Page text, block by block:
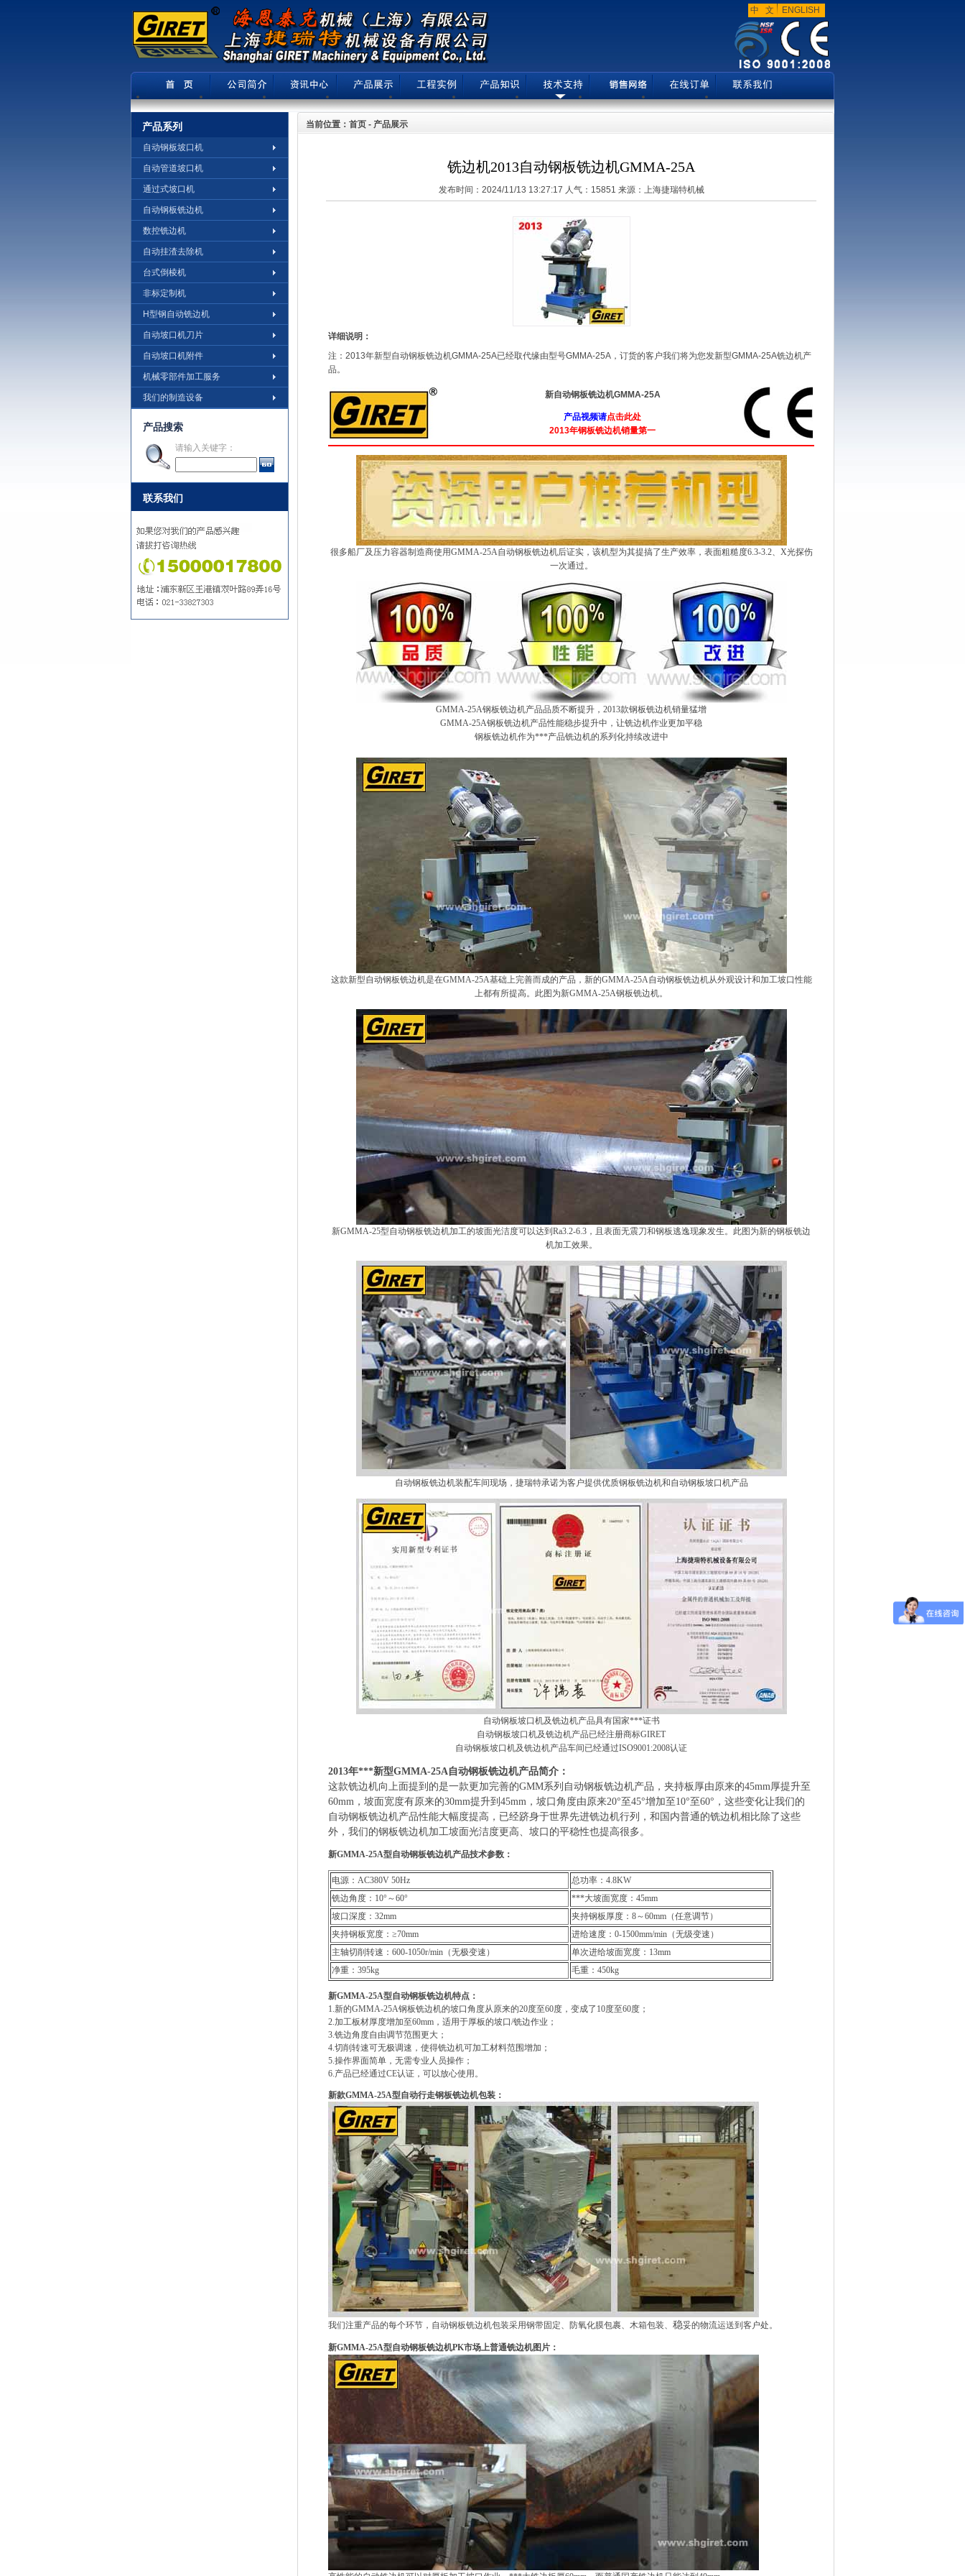
中 文 ENGLISH
产品系列
自动钢板坡口机
自动管道坡口机
通过式坡口机
自动钢板铣边机
数控铣边机
自动挂渣去除机
台式倒棱机
非标定制机
H型钢自动铣边机
自动坡口机刀片
自动坡口机附件
机械零部件加工服务
我们的制造设备
产品搜索
请输入关键字：
联系我们
当前位置：首页 - 产品展示
铣边机2013自动钢板铣边机GMMA-25A
发布时间：2024/11/13 13:27:17 人气：15851 来源： 上海捷瑞特机械
详细说明：
注：2013年新型自动钢板铣边机GMMA-25A已经取代缘由型号GMMA-25A，订货的客户我们将为您发新型GMMA-25A铣边机产
品。
新自动钢板铣边机GMMA-25A
产品视频请点击此处
2013年钢板铣边机销量第一
很多船厂及压力容器制造商使用GMMA-25A自动钢板铣边机后证实，该机型为其提搞了生产效率，表面粗糙度6.3-3.2、X光探伤
一次通过。
GMMA-25A钢板铣边机产品品质不断提升，2013款钢板铣边机销量猛增
GMMA-25A钢板铣边机产品性能稳步提升中，让铣边机作业更加平稳
钢板铣边机作为***产品铣边机的系列化持续改进中
这款新型自动钢板铣边机是在GMMA-25A基础上完善而成的产品，新的GMMA-25A自动钢板铣边机从外观设计和加工坡口性能
上都有所提高。此图为新GMMA-25A钢板铣边机。
新GMMA-25型自动钢板铣边机加工的坡面光洁度可以达到Ra3.2-6.3，且表面无震刀和钢板逃逸现象发生。此图为新的钢板铣边
机加工效果。
自动钢板铣边机装配车间现场，捷瑞特承诺为客户提供优质钢板铣边机和自动钢板坡口机产品
自动钢板坡口机及铣边机产品具有国家***证书
自动钢板坡口机及铣边机产品已经注册商标GIRET
自动钢板坡口机及铣边机产品车间已经通过ISO9001:2008认证
2013年***新型GMMA-25A自动钢板铣边机产品简介：
这款铣边机向上面提到的是一款更加完善的GMM系列自动钢板铣边机产品，夹持板厚由原来的45mm厚提升至
60mm，坡面宽度有原来的30mm提升到45mm，坡口角度由原来20°至45°增加至10°至60°，这些变化让我们的
自动钢板铣边机产品性能大幅度提高，已经跻身于世界先进铣边机行列，和国内普通的铣边机相比除了这些
外，我们的钢板铣边机加工坡面光洁度更高、坡口的平稳性也提高很多。
新GMMA-25A型自动钢板铣边机产品技术参数：
电源：AC380V 50Hz
总功率：4.8KW
铣边角度：10°～60°
***大坡面宽度：45mm
坡口深度：32mm
夹持钢板厚度：8～60mm（任意调节）
夹持钢板宽度：≥70mm
进给速度：0-1500mm/min（无级变速）
主轴切削转速：600-1050r/min（无极变速）
单次进给坡面宽度：13mm
净重：395kg
毛重：450kg
新GMMA-25A型自动钢板铣边机特点：
1.新的GMMA-25A钢板铣边机的坡口角度从原来的20度至60度，变成了10度至60度；
2.加工板材厚度增加至60mm，适用于厚板的坡口/铣边作业；
3.铣边角度自由调节范围更大；
4.切削转速可无极调速，使得铣边机可加工材料范围增加；
5.操作界面简单，无需专业人员操作；
6.产品已经通过CE认证，可以放心使用。
新款GMMA-25A型自动行走钢板铣边机包装：
我们注重产品的每个环节，自动钢板铣边机包装采用钢带固定、防氧化膜包裹、木箱包装、 稳妥的物流运送到客户处。
新GMMA-25A型自动钢板铣边机PK市场上普通铣边机图片：